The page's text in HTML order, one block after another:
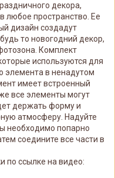
декора,
любое пространство. Ее
дизайн создадут
то новогодний декор,
Комплект
используются для
элемента в ненадутом
имеет встроенный
все элементы могут
держать форму и
атмосферу. Надуйте
необходимо попарно
соедините все части в
по ссылке на видео: